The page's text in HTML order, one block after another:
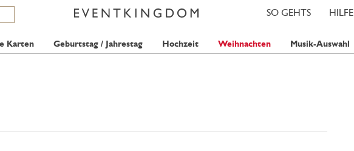
HILFE
SO GEHTS
Karten Geburtstag / Jahrestag Hochzeit Weihnachten Musik-Auswahl